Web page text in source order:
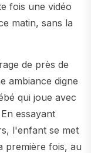
fois une vidéo
matin, sans la
de près de
ambiance digne
qui joue avec
essayant
l'enfant se met
première fois, au